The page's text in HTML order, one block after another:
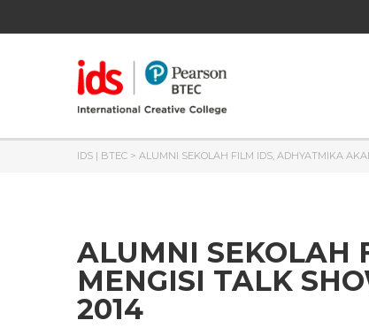
IDS | BTEC > ALUMNI SEKOLAH FILM IDS, ADHYATMIKA
ALUMNI SEKOLAH
MENGISI TALK
2014